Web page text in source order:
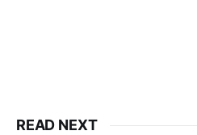
READ NEXT